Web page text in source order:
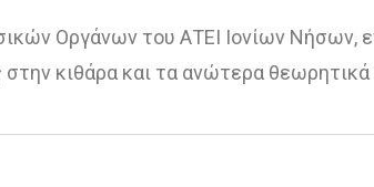
Οργάνων του ΑΤΕΙ Ιονίων Νήσων,
κιθάρα και τα ανώτερα θεωρητικά